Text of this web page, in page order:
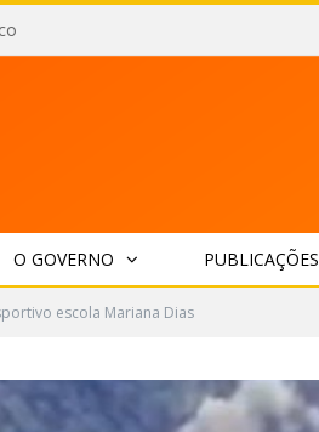
O GOVERNO PUBLICAÇÕES
escola Mariana Dias